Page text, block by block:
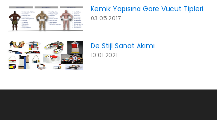
Kemik Yapısına Göre Vucut Tipleri
03.05.2017
De Stijl Sanat Akımı
10.01.2021